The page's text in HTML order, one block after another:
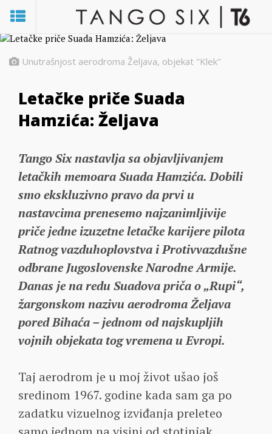
Unutrašnjost aerodroma Željava, objekat "Klek"
Letačke priče Suada
Hamzića: Željava
Tango Six nastavlja sa objavljivanjem
letačkih memoara Suada Hamzića. Dobili
smo ekskluzivno pravo da prvi u
nastavcima prenesemo najzanimljivije
priče jedne izuzetne letačke karijere pilota
Ratnog vazduhoplovstva i Protivvazdušne
odbrane Jugoslovenske Narodne Armije.
Danas je na redu Suadova priča o „Rupi“,
žargonskom nazivu aerodroma Željava
pored Bihaća – jednom od najskupljih
vojnih objekata tog vremena u Evropi.
Taj aerodrom je u moj život ušao još
sredinom 1967. godine kada sam ga po
zadatku vizuelnog izviđanja preleteo